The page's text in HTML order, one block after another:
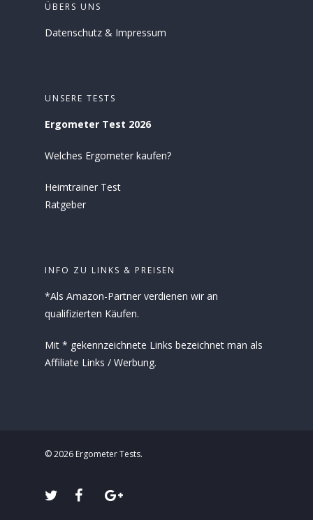
ÜBERS UNS
Datenschutz & Impressum
UNSERE TESTS
Ergometer Test 2026
Welches Ergometer kaufen?
Heimtrainer Test
Ratgeber
INFO ZU LINKS & PREISEN
*Als Amazon-Partner verdienen wir an
qualifizierten Käufen.
Mit * gekennzeichnete Links bezeichnet man als
Affiliate Links / Werbung.
© 2026 Ergometer Tests.